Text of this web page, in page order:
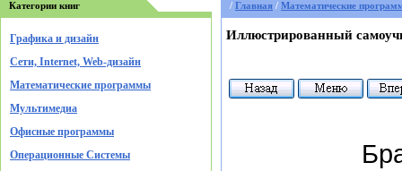
Категории книг
Графика и дизайн
Cети, Internet, Web-дизайн
Математические программы
Мультимедиа
Офисные программы
Операционные Системы
/ Главная / Математические
Иллюстрированный